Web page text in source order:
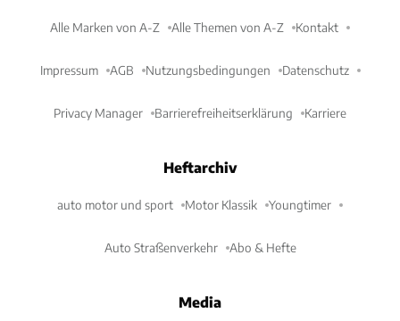
Alle Marken von A-Z Alle Themen von A-Z Kontakt
Impressum AGB Nutzungsbedingungen Datenschutz
Privacy Manager Barrierefreiheitserklärung Karriere
Heftarchiv
auto motor und sport Motor Klassik Youngtimer
Auto Straßenverkehr Abo & Hefte
Media